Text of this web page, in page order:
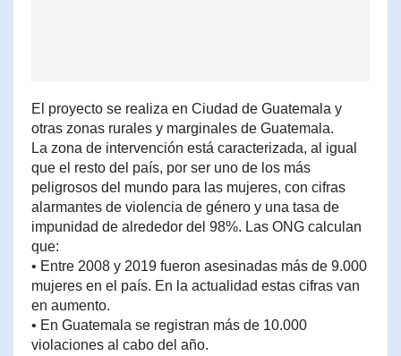
El proyecto se realiza en Ciudad de Guatemala y
otras zonas rurales y marginales de Guatemala.
La zona de intervención está caracterizada, al igual
que el resto del país, por ser uno de los más
peligrosos del mundo para las mujeres, con cifras
alarmantes de violencia de género y una tasa de
impunidad de alrededor del 98%. Las ONG calculan
que:
• Entre 2008 y 2019 fueron asesinadas más de 9.000
mujeres en el país. En la actualidad estas cifras van
en aumento.
• En Guatemala se registran más de 10.000
violaciones al cabo del año.